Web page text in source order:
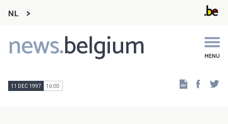
NL
news.belgium MENU
Main
navigation
11 DEC 1997 16:00